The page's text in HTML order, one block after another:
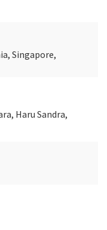
Singapore,
Haru Sandra,